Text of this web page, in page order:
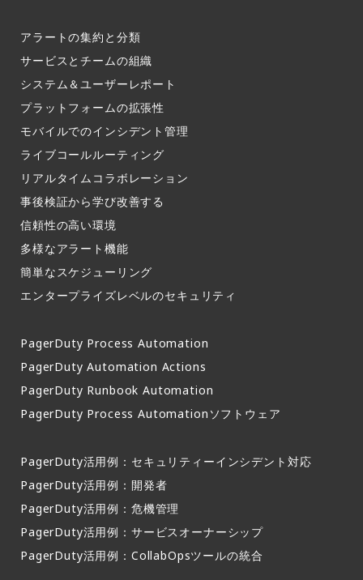
アラートの集約と分類​
サービスとチームの組織​
システム＆ユーザーレポート​
プラットフォームの拡張性
モバイルでのインシデント管理​
ライブコールルーティング​
リアルタイムコラボレーション​
事後検証から学び改善する
信頼性の高い環境​
多様なアラート機能​
簡単なスケジューリング​
エンタープライズレベルのセキュリティ
PagerDuty Process Automation
PagerDuty Automation Actions
PagerDuty Runbook Automation
PagerDuty Process Automationソフトウェア
PagerDuty活用例：セキュリティーインシデント対応
PagerDuty活用例：開発者
PagerDuty活用例：危機管理
PagerDuty活用例：サービスオーナーシップ
PagerDuty活用例：CollabOpsツールの統合